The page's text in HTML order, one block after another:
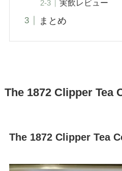
実飲レビュー
まとめ
The 1872 Clipper Tea
The 1872 Clipper Tea